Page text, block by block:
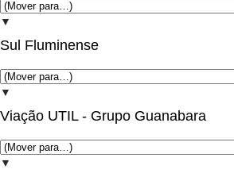
▼
Sul Fluminense
▼
Viação UTIL - Grupo Guanabara
▼